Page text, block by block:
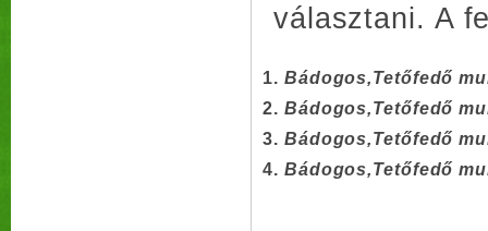
választani. A
Bádogos,Tetőfedő
Bádogos,Tetőfedő
Bádogos,Tetőfedő
Bádogos,Tetőfedő